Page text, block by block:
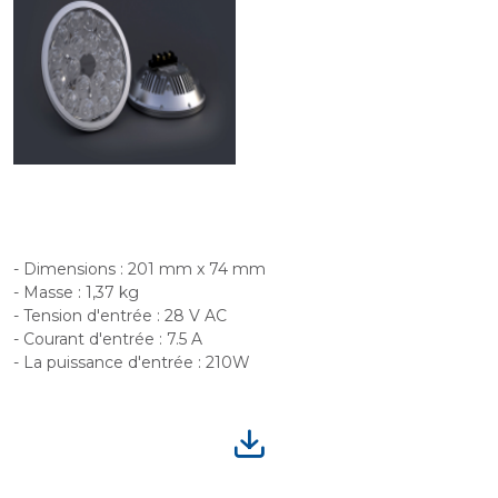
- Dimensions : 201 mm x 74 mm
- Masse : 1,37 kg
- Tension d'entrée : 28 V AC
- Courant d'entrée : 7.5 A
- La puissance d'entrée : 210W